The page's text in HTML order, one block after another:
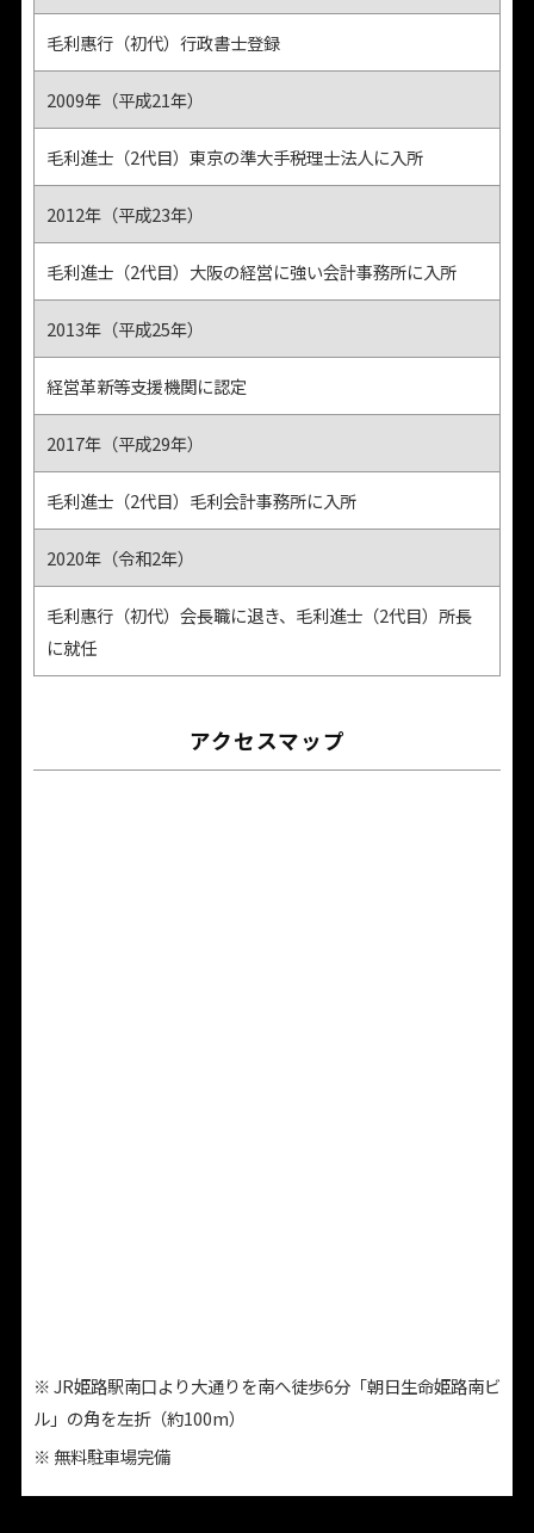
毛利惠行（初代）行政書士登録
2009年（平成21年）
毛利進士（2代目）東京の準大手税理士法人に入所
2012年（平成23年）
毛利進士（2代目）大阪の経営に強い会計事務所に入所
2013年（平成25年）
経営革新等支援機関に認定
2017年（平成29年）
毛利進士（2代目）毛利会計事務所に入所
2020年（令和2年）
毛利惠行（初代）会長職に退き、毛利進士（2代目）所長
に就任
アクセスマップ
※ JR姫路駅南口より大通りを南へ徒歩6分「朝日生命姫路南ビ
ル」の角を左折（約100m）
※ 無料駐車場完備